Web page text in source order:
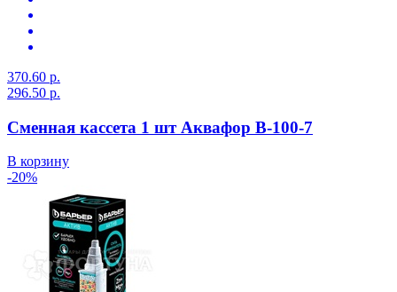
370.60 р.
296.50 р.
Сменная кассета 1 шт Аквафор В-100-7
В корзину
-20%